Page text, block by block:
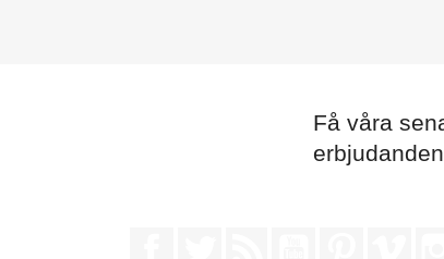
Få våra
erbjudanden